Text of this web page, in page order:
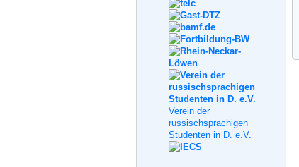
Verein der
russischsprachigen
Studenten in D. e.V.